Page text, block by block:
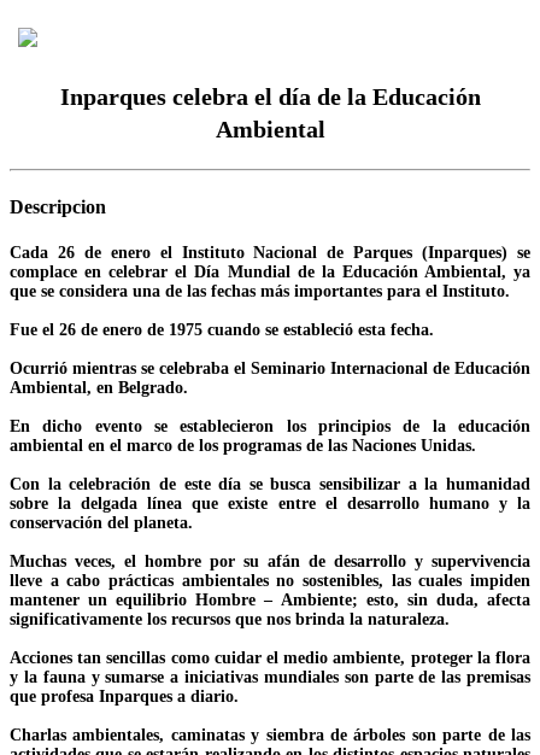
Inparques celebra el día de la Educación
Ambiental
Descripcion
Cada 26 de enero el Instituto Nacional de Parques (Inparques) se
complace en celebrar el Día Mundial de la Educación Ambiental, ya
que se considera una de las fechas más importantes para el Instituto.
Fue el 26 de enero de 1975 cuando se estableció esta fecha.
Ocurrió mientras se celebraba el Seminario Internacional de Educación
Ambiental, en Belgrado.
En dicho evento se establecieron los principios de la educación
ambiental en el marco de los programas de las Naciones Unidas.
Con la celebración de este día se busca sensibilizar a la humanidad
sobre la delgada línea que existe entre el desarrollo humano y la
conservación del planeta.
Muchas veces, el hombre por su afán de desarrollo y supervivencia
lleve a cabo prácticas ambientales no sostenibles, las cuales impiden
mantener un equilibrio Hombre – Ambiente; esto, sin duda, afecta
significativamente los recursos que nos brinda la naturaleza.
Acciones tan sencillas como cuidar el medio ambiente, proteger la flora
y la fauna y sumarse a iniciativas mundiales son parte de las premisas
que profesa Inparques a diario.
Charlas ambientales, caminatas y siembra de árboles son parte de las